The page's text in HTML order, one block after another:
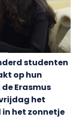
studenten
op hun
Erasmus
het
het zonnetje